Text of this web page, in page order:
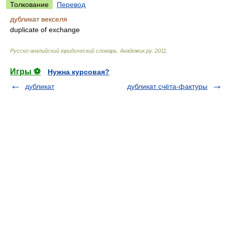
Толкование
Перевод
дубликат векселя
duplicate of exchange
Русско-английский юридический словарь Академик.ру. 2011
Игры ⚽
Нужна курсовая?
дубликат
дубликат счёта-фактуры